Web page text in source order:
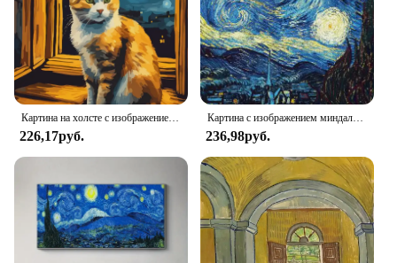
Картина на холсте с изображением картины Ван Гога Звездная ночь романтическая черная кошка пары художественные граффити Животные звездное небо художественный плакат украшение спальни
226,17руб.
Картина с изображением миндаля Ван Гога, Классические Постеры и принты с цветами миндаля, холст с изображением звездной ночи, винтажный Настенный декор, картины для комнаты
236,98руб.